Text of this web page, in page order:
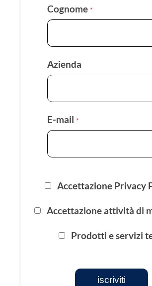
Cognome *
Azienda
E-mail *
Accettazione Privacy
Accettazione attività di
Prodotti e servizi
iscriviti